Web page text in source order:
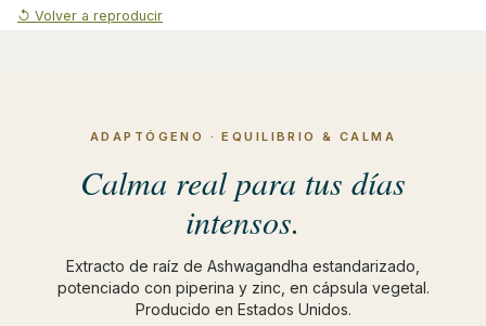
↺ Volver a reproducir
ADAPTÓGENO · EQUILIBRIO & CALMA
Calma real para tus días
intensos.
Extracto de raíz de Ashwagandha estandarizado,
potenciado con piperina y zinc, en cápsula vegetal.
Producido en Estados Unidos.